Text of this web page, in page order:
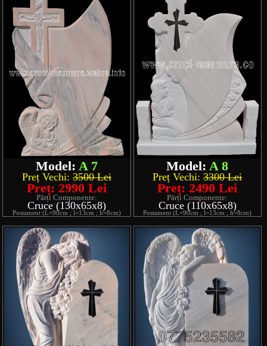
Model: A 7
Preț Vechi: 3500 Lei
Preț: 2990 Lei
Părți Componente:
Cruce (130x65x8)
Postament (L=90cm ; l=13cm ; h=8cm)
Model: A 8
Preț Vechi:3300 Lei
Preț: 2490 Lei
Părți Componente:
Cruce (110x65x8)
Postament (L=90cm ; l=13cm ; h=8cm)